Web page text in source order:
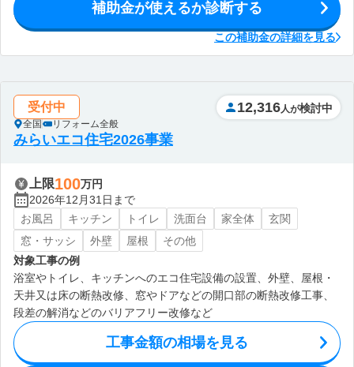
補助金が使えるか診断する
この補助金の詳細を見る
受付中
全国 リフォーム全般
12,316 人が検討中
みらいエコ住宅2026事業
上限100万円
2026年12月31日まで
お風呂
キッチン トイレ 洗面台 家全体
玄関
窓・サッシ
外壁 屋根
その他
対象工事の例
浴室やトイレ、キッチンへのエコ住宅設備の設置、外壁、屋根・
天井又は床の断熱改修、窓やドアなどの開口部の断熱改修工事、
段差の解消などのバリアフリー改修など
工事金額の相場を見る